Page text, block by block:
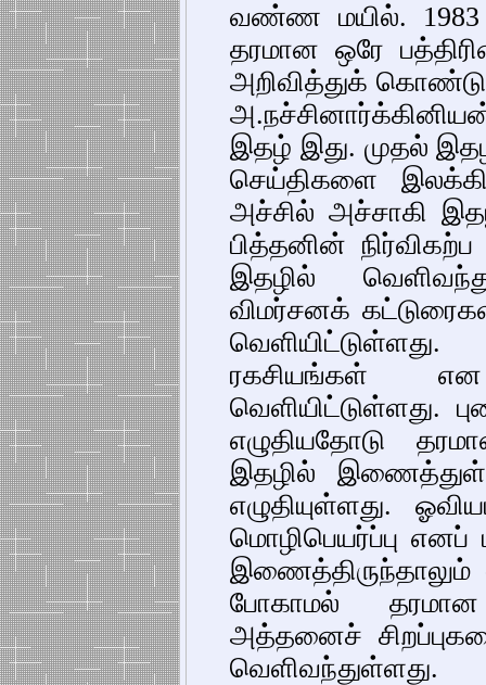
வண்ண மயில்.
தரமான ஒரே
அறிவித்துக்
இதழ் இது. முதல்
செய்திகளை
அச்சில் அச்சாகி
பித்தனின்
இதழில்
விமர்சனக்
ரகசியங்கள்
வெளியிட்டுள்ளது.
எழுதியதோடு
இதழில்
எழுதியுள்ளது.
மொழிபெயர்ப்பு
இணைத்திருந்தாலும்
போகாமல்
அத்தனைச்
வெளிவந்துள்ளது.